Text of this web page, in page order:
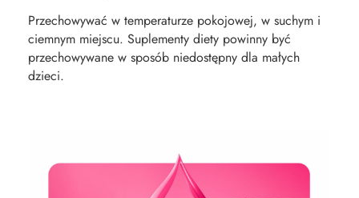
Przechowywać w temperaturze pokojowej, w suchym i
ciemnym miejscu. Suplementy diety powinny być
przechowywane w sposób niedostępny dla małych
dzieci.